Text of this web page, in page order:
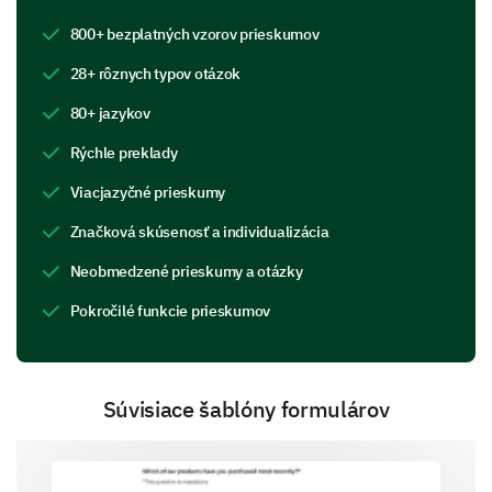
Prosím, ohodnoťte dôležitosť nasledujúcich
kritérií pri prenájme vozidla?
(1: Vôbec nie dôležité, 2: Mierne dôležité, 3:
Extrémne dôležité)
Značka vozidla
800+ bezplatných vzorov prieskumov
28+ rôznych typov otázok
80+ jazykov
Rýchle preklady
Viacjazyčné prieskumy
Značková skúsenosť a individualizácia
Neobmedzené prieskumy a otázky
Pokročilé funkcie prieskumov
Súvisiace šablóny formulárov